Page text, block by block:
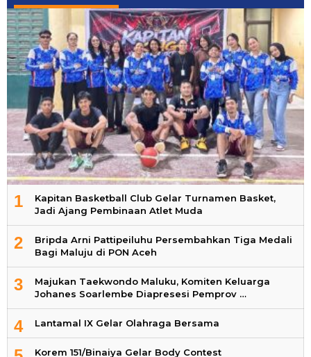
1
Kapitan Basketball Club Gelar Turnamen Basket,
Jadi Ajang Pembinaan Atlet Muda
2
Bripda Arni Pattipeiluhu Persembahkan Tiga Medali
Bagi Maluju di PON Aceh
3
Majukan Taekwondo Maluku, Komiten Keluarga
Johanes Soarlembe Diapresesi Pemprov …
4 Lantamal IX Gelar Olahraga Bersama
Korem 151/Binaiya Gelar Body Contest